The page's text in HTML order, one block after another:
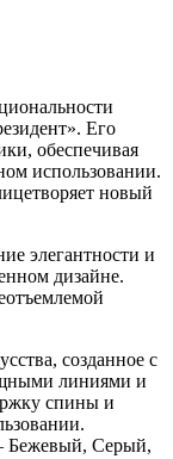
Его
обеспечивая
использовании.
новый
элегантности и
дизайне.
созданное с
линиями и
спины и
Бежевый, Серый,